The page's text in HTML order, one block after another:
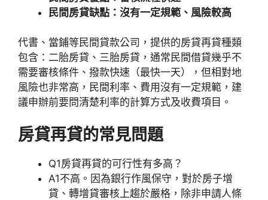
民間房貸缺點：沒有一定規範、風險較高
代書、當鋪等民間貸款公司，提供的房貸再貸種類
包含：二胎房貸、三胎房貸，通常民間借貸幾乎不
需要審核條件、撥款快速（最快一天），但相對地
風險也非常高，民間利率、費用沒有一定規範，建
議申辦前要問清楚利率的計算方式及收費項目。
房貸再貸的常見問題
Q1房貸再貸的可行性有多高？
A1不高。因為銀行作風保守，對於房子增
貸、轉增貸審核上趨於嚴格，除非申請人條